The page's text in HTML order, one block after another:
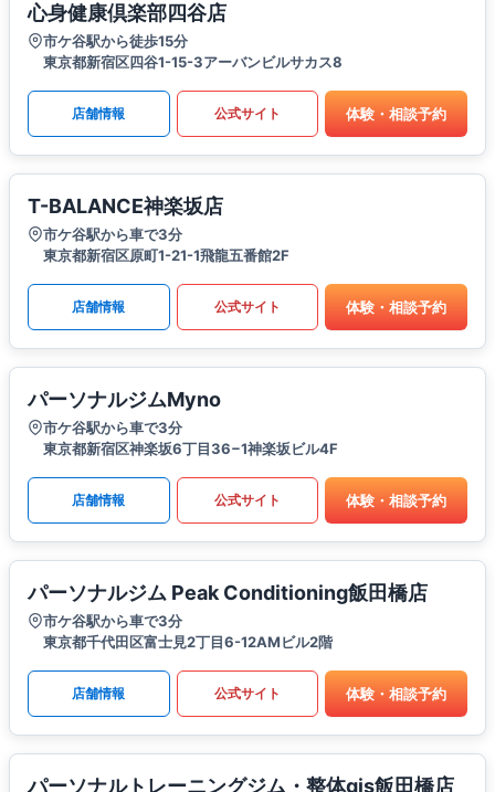
心身健康倶楽部四谷店
市ケ谷駅から徒歩15分
東京都新宿区四谷1-15-3アーバンビルサカス8
店舗情報 公式サイト 体験・相談予約
T-BALANCE神楽坂店
市ケ谷駅から車で3分
東京都新宿区原町1-21-1飛龍五番館2F
店舗情報 公式サイト 体験・相談予約
パーソナルジムMyno
市ケ谷駅から車で3分
東京都新宿区神楽坂6丁目36−1神楽坂ビル4F
店舗情報 公式サイト 体験・相談予約
パーソナルジム Peak Conditioning飯田橋店
市ケ谷駅から車で3分
東京都千代田区富士見2丁目6-12AMビル2階
店舗情報 公式サイト 体験・相談予約
パーソナルトレーニングジム・整体gis飯田橋店